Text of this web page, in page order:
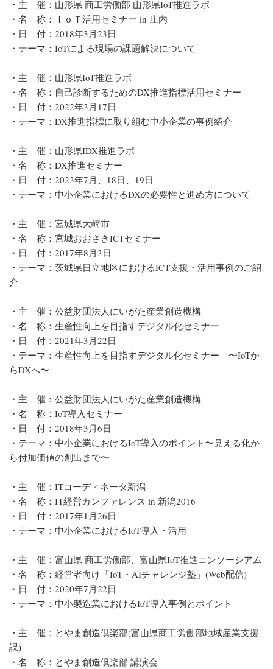
・主 催：山形県 商工労働部 山形県IoT推進ラボ
・名 称：ＩｏＴ活用セミナー in 庄内
・日 付：2018年3月23日
・テーマ：IoTによる現場の課題解決について
・主 催：山形県IoT推進ラボ
・名 称：自己診断するためのDX推進指標活用セミナー
・日 付：2022年3月17日
・テーマ：DX推進指標に取り組む中小企業の事例紹介
・主 催：山形県IDX推進ラボ
・名 称：DX推進セミナー
・日 付：2023年7月、18日、19日
・テーマ：中小企業におけるDXの必要性と進め方について
・主 催：宮城県大崎市
・名 称：宮城おおさきICTセミナー
・日 付：2017年8月3日
・テーマ：茨城県日立地区におけるICT支援・活用事例のご紹
介
・主 催：公益財団法人にいがた産業創造機構
・名 称：生産性向上を目指すデジタル化セミナー
・日 付：2021年3月22日
・テーマ：生産性向上を目指すデジタル化セミナー 〜IoTか
らDXへ〜
・主 催：公益財団法人にいがた産業創造機構
・名 称：IoT導入セミナー
・日 付：2018年3月6日
・テーマ：中小企業におけるIoT導入のポイント〜見える化か
ら付加価値の創出まで〜
・主 催：ITコーディネータ新潟
・名 称：IT経営カンファレンス in 新潟2016
・日 付：2017年1月26日
・テーマ：中小企業におけるIoT導入・活用
・主 催：富山県 商工労働部、富山県IoT推進コンソーシアム
・名 称：経営者向け「IoT・AIチャレンジ塾」(Web配信)
・日 付：2020年7月22日
・テーマ：中小製造業におけるIoT導入事例とポイント
・主 催：とやま創造倶楽部(富山県商工労働部地域産業支援
課)
・名 称：とやま創造倶楽部 講演会